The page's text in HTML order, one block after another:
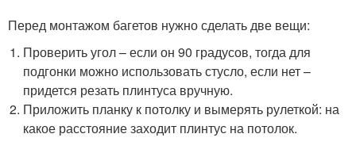
Перед монтажом багетов нужно сделать две вещи:
Проверить угол – если он 90 градусов, тогда для
подгонки можно использовать стусло, если нет –
придется резать плинтуса вручную.
Приложить планку к потолку и вымерять рулеткой: на
какое расстояние заходит плинтус на потолок.